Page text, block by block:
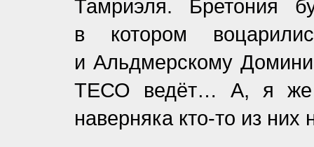
Тамриэля. Бретония
в котором
и Альдмерскому
ТЕСО ведёт… А, я же
наверняка кто-то из